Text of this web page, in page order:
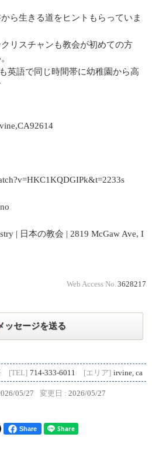
ら生きる道をヒントもらっていま
リスチャンも教会が初めての方
英語で同じ時間帯に幼稚園から高
| 日本の教会 | 2819 McGaw Ave, I
Web Access No. 3628217
ッセージを送る
[TEL] 714-333-6011 [エリア] irvine, ca
05/27 変更日 : 2026/05/27
Share